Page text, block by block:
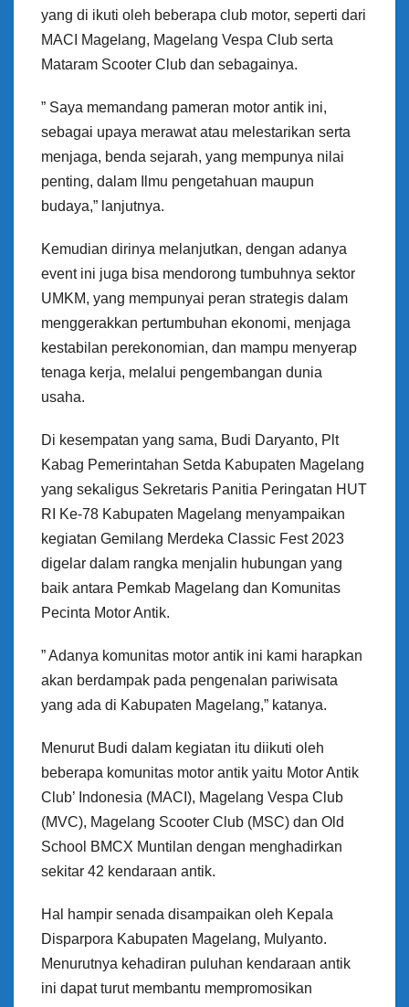
yang di ikuti oleh beberapa club motor, seperti dari
MACI Magelang, Magelang Vespa Club serta
Mataram Scooter Club dan sebagainya.
” Saya memandang pameran motor antik ini,
sebagai upaya merawat atau melestarikan serta
menjaga, benda sejarah, yang mempunya nilai
penting, dalam Ilmu pengetahuan maupun
budaya,” lanjutnya.
Kemudian dirinya melanjutkan, dengan adanya
event ini juga bisa mendorong tumbuhnya sektor
UMKM, yang mempunyai peran strategis dalam
menggerakkan pertumbuhan ekonomi, menjaga
kestabilan perekonomian, dan mampu menyerap
tenaga kerja, melalui pengembangan dunia
usaha.
Di kesempatan yang sama, Budi Daryanto, Plt
Kabag Pemerintahan Setda Kabupaten Magelang
yang sekaligus Sekretaris Panitia Peringatan HUT
RI Ke-78 Kabupaten Magelang menyampaikan
kegiatan Gemilang Merdeka Classic Fest 2023
digelar dalam rangka menjalin hubungan yang
baik antara Pemkab Magelang dan Komunitas
Pecinta Motor Antik.
” Adanya komunitas motor antik ini kami harapkan
akan berdampak pada pengenalan pariwisata
yang ada di Kabupaten Magelang,” katanya.
Menurut Budi dalam kegiatan itu diikuti oleh
beberapa komunitas motor antik yaitu Motor Antik
Club’ Indonesia (MACI), Magelang Vespa Club
(MVC), Magelang Scooter Club (MSC) dan Old
School BMCX Muntilan dengan menghadirkan
sekitar 42 kendaraan antik.
Hal hampir senada disampaikan oleh Kepala
Disparpora Kabupaten Magelang, Mulyanto.
Menurutnya kehadiran puluhan kendaraan antik
ini dapat turut membantu mempromosikan